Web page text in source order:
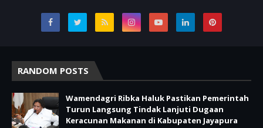
RANDOM POSTS
Wamendagri Ribka Haluk Pastikan Pemerintah
Turun Langsung Tindak Lanjuti Dugaan
Keracunan Makanan di Kabupaten Jayapura